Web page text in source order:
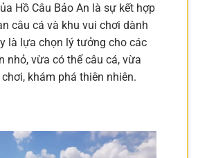
Hồ Câu Bảo An là sự kết hợp
câu cá và khu vui chơi dành
là lựa chọn lý tưởng cho các
nhỏ, vừa có thể câu cá, vừa
khám phá thiên nhiên.